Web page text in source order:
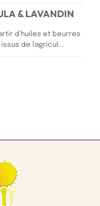
& LAVANDIN
d'huiles et beurres
de l'agricul...